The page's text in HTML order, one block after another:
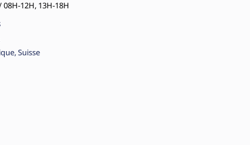
08H-12H, 13H-18H
Suisse